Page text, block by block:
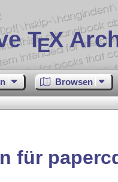
TEX
Browsen
für